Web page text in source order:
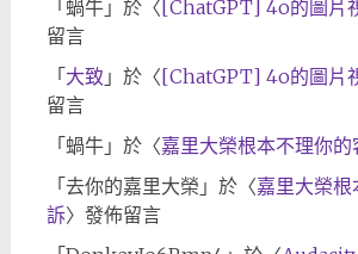
「 蝸牛」於〈[ChatGPT] 4o的圖片
留言
「 大致 」於〈[ChatGPT] 4o的圖片
留言
「 蝸牛」於〈嘉里大榮根本不理你的
「 去你的嘉里大榮 」於〈嘉里大榮
訴〉發佈留言